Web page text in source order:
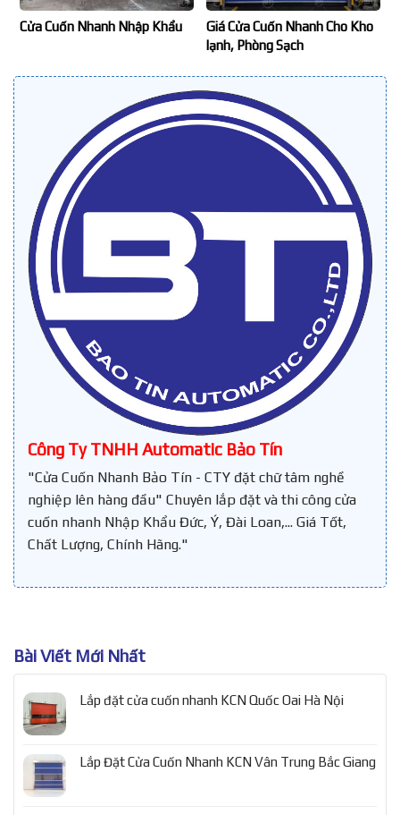
Cửa Cuốn Nhanh Nhập Khẩu
Giá Cửa Cuốn Nhanh Cho Kho
lạnh, Phòng Sạch
Công Ty TNHH Automatic Bảo Tín
"Cửa Cuốn Nhanh Bảo Tín - CTY đặt chữ tâm nghề
nghiệp lên hàng đầu" Chuyên lắp đặt và thi công cửa
cuốn nhanh Nhập Khẩu Đức, Ý, Đài Loan,... Giá Tốt,
Chất Lượng, Chính Hãng."
Bài Viết Mới Nhất
Lắp đặt cửa cuốn nhanh KCN Quốc Oai Hà Nội
Lắp Đặt Cửa Cuốn Nhanh KCN Vân Trung Bắc Giang